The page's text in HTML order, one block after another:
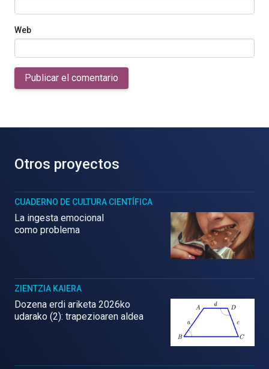
Web
Publicar el comentario
Otros proyectos
CUADERNO DE CULTURA CIENTÍFICA
La ingesta emocional
como problema
ZIENTZIA KAIERA
Dozena erdi ariketa 2026ko
udarako (2): trapezioaren aldea